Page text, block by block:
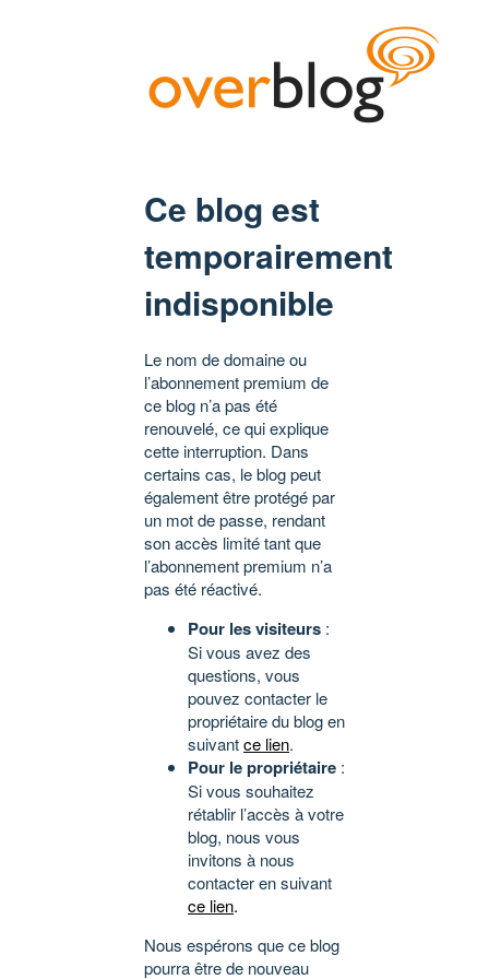
Ce blog est
temporairement
indisponible
Le nom de domaine ou
l’abonnement premium de
ce blog n’a pas été
renouvelé, ce qui explique
cette interruption. Dans
certains cas, le blog peut
également être protégé par
un mot de passe, rendant
son accès limité tant que
l’abonnement premium n’a
pas été réactivé.
Pour les visiteurs :
Si vous avez des
questions, vous
pouvez contacter le
propriétaire du blog en
suivantce lien.
Pour le propriétaire :
Si vous souhaitez
rétablir l’accès à votre
blog, nous vous
invitons à nous
contacter en suivant
ce lien.
Nous espérons que ce blog
pourra être de nouveau